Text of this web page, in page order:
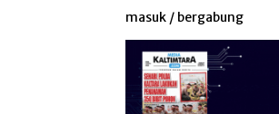
masuk / bergabung